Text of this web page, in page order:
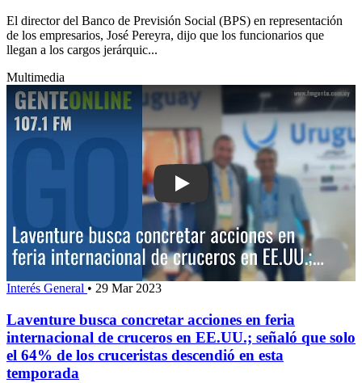
El director del Banco de Previsión Social (BPS) en representación
de los empresarios, José Pereyra, dijo que los funcionarios que
llegan a los cargos jerárquic...
Multimedia
Play: Laventure busca concretar
Interés General • 29 Mar 2023
Laventure busca concretar acciones en feria
internacional de cruceros en EE.UU.; señaló que solo
el 64% de los cruceristas descendió en esta
temporada